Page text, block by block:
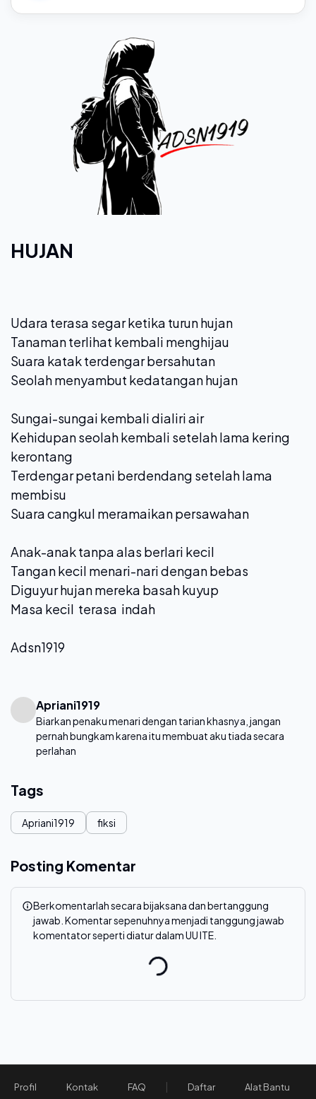
HUJAN
Udara terasa segar ketika turun hujan
Tanaman terlihat kembali menghijau
Suara katak terdengar bersahutan
Seolah menyambut kedatangan hujan
Sungai-sungai kembali dialiri air
Kehidupan seolah kembali setelah lama kering
kerontang
Terdengar petani berdendang setelah lama
membisu
Suara cangkul meramaikan persawahan
Anak-anak tanpa alas berlari kecil
Tangan kecil menari-nari dengan bebas
Diguyur hujan mereka basah kuyup
Masa kecil terasa indah
Adsn1919
Apriani1919
Biarkan penaku menari dengan tarian khasnya, jangan
pernah bungkam karena itu membuat aku tiada secara
perlahan
Tags
Apriani1919 fiksi
Posting Komentar
Berkomentarlah secara bijaksana dan bertanggung
jawab. Komentar sepenuhnya menjadi tanggung jawab
komentator seperti diatur dalam UU ITE.
Profil Kontak FAQ Daftar Alat Bantu